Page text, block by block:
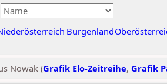
Burgenland
Nowak (Grafik Elo-Zeitreihe, Grafik